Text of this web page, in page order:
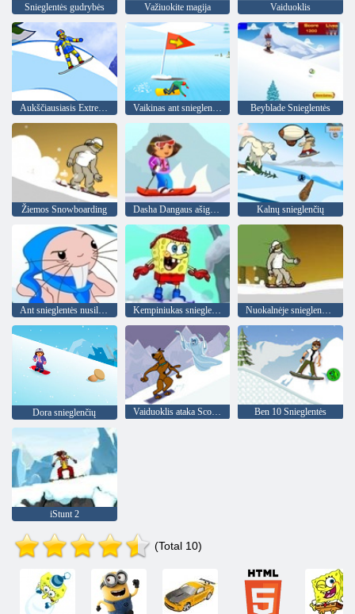
Snieglentės gudrybės Važiuokite magija Vaiduoklis
Aukščiausiasis Extreme snowboarding Vaikinas ant snieglentės Beyblade Snieglentės
Žiemos Snowboarding Dasha Dangaus ašigalio Kalnų snieglenčių
Ant snieglentės nusileidimas Kempiniukas snieglenčių Nuokalnėje snieglenčių 3
Dora snieglenčių Vaiduoklis ataka Scooby Ben 10 Snieglentės
iStunt 2
(Total 10)